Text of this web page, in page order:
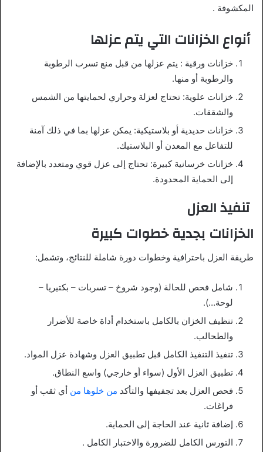
المكشوفة .
أنواع الخزانات التي يتم عزلها
خزانات ورقية : يتم عزلها من قبل منع تسرب الرطوبة
والرطوبة أو منها.
خزانات علوية: تحتاج لعزلة وحراري لحمايتها من الشمس
والشققات.
خزانات حديدية أو بلاستيكية: يمكن عزلها بما في ذلك آمنة
للتفاعل مع المعدن أو البلاستيك.
خزانات خرسانية كبيرة: تحتاج إلى عزل قوي ومتعدد بالإضافة
إلى الحماية المحدودة.
تنفيذ العزل
الخزانات بجدية خطوات كبيرة
طريقة العزل باحترافية وخطوات دورة شاملة للنتائج، وتشمل:
شامل فحص للحالة (وجود شروخ – تسربات – بكتيريا –
لوحة…).
تنظيف الخزان بالكامل باستخدام أداة خاصة للأضرار
والطحالب.
تنفيذ التنفيذ الكامل قبل تطبيق العزل وشهادة عزل المواد.
تطبيق العزل الأول (سواء أو خارجي) واسع النطاق.
فحص العزل بعد تجفيفها والتأكد من خلوها من أي ثقب أو
فراغات.
إضافة ثانية عند الحاجة إلى الحماية.
التورس الكامل للضرورة والاختبار الكامل .